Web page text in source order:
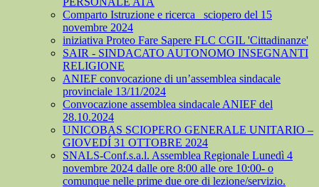
Comparto Istruzione e ricerca_ sciopero del 15
novembre 2024
iniziativa Proteo Fare Sapere FLC CGIL 'Cittadinanze'
SAIR - SINDACATO AUTONOMO INSEGNANTI
RELIGIONE
ANIEF convocazione di un’assemblea sindacale
provinciale 13/11/2024
Convocazione assemblea sindacale ANIEF del
28.10.2024
UNICOBAS SCIOPERO GENERALE UNITARIO –
GIOVEDÍ 31 OTTOBRE 2024
SNALS-Conf.s.a.l. Assemblea Regionale Lunedì 4
novembre 2024 dalle ore 8:00 alle ore 10:00- o
comunque nelle prime due ore di lezione/servizio.